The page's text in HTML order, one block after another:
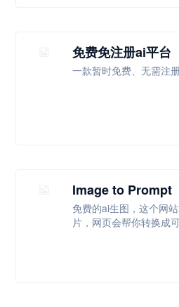
免费免注册ai平台
一款暂时免费、无需注
Image to Prompt
免费的ai生图，这个网
片，网页会帮你转换成